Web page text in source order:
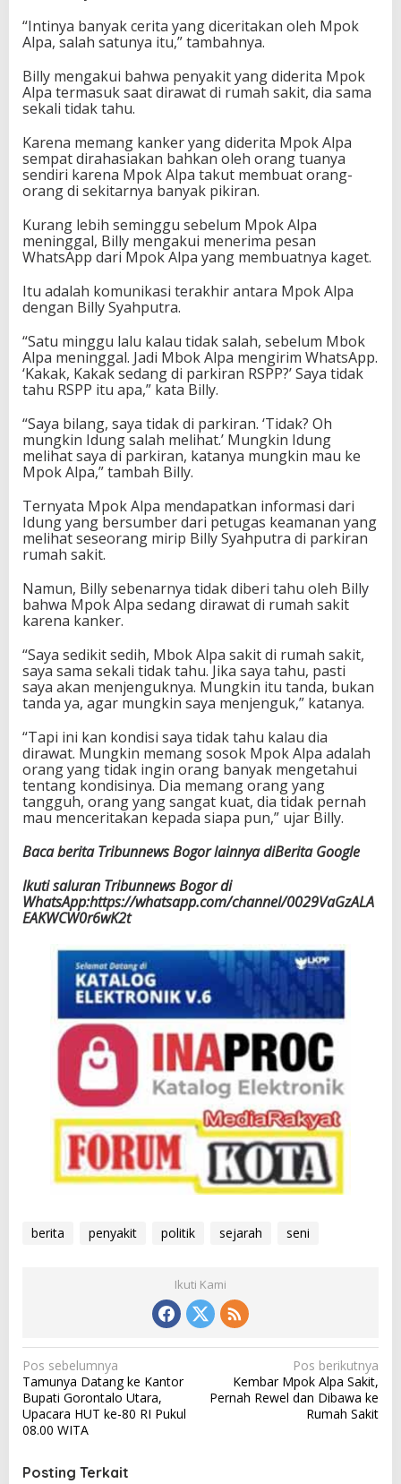
“Intinya banyak cerita yang diceritakan oleh Mpok
Alpa, salah satunya itu,” tambahnya.
Billy mengakui bahwa penyakit yang diderita Mpok
Alpa termasuk saat dirawat di rumah sakit, dia sama
sekali tidak tahu.
Karena memang kanker yang diderita Mpok Alpa
sempat dirahasiakan bahkan oleh orang tuanya
sendiri karena Mpok Alpa takut membuat orang-
orang di sekitarnya banyak pikiran.
Kurang lebih seminggu sebelum Mpok Alpa
meninggal, Billy mengakui menerima pesan
WhatsApp dari Mpok Alpa yang membuatnya kaget.
Itu adalah komunikasi terakhir antara Mpok Alpa
dengan Billy Syahputra.
“Satu minggu lalu kalau tidak salah, sebelum Mbok
Alpa meninggal. Jadi Mbok Alpa mengirim WhatsApp.
‘Kakak, Kakak sedang di parkiran RSPP?’ Saya tidak
tahu RSPP itu apa,” kata Billy.
“Saya bilang, saya tidak di parkiran. ‘Tidak? Oh
mungkin Idung salah melihat.’ Mungkin Idung
melihat saya di parkiran, katanya mungkin mau ke
Mpok Alpa,” tambah Billy.
Ternyata Mpok Alpa mendapatkan informasi dari
Idung yang bersumber dari petugas keamanan yang
melihat seseorang mirip Billy Syahputra di parkiran
rumah sakit.
Namun, Billy sebenarnya tidak diberi tahu oleh Billy
bahwa Mpok Alpa sedang dirawat di rumah sakit
karena kanker.
“Saya sedikit sedih, Mbok Alpa sakit di rumah sakit,
saya sama sekali tidak tahu. Jika saya tahu, pasti
saya akan menjenguknya. Mungkin itu tanda, bukan
tanda ya, agar mungkin saya menjenguk,” katanya.
“Tapi ini kan kondisi saya tidak tahu kalau dia
dirawat. Mungkin memang sosok Mpok Alpa adalah
orang yang tidak ingin orang banyak mengetahui
tentang kondisinya. Dia memang orang yang
tangguh, orang yang sangat kuat, dia tidak pernah
mau menceritakan kepada siapa pun,” ujar Billy.
Baca berita Tribunnews Bogor lainnya diBerita Google
Ikuti saluran Tribunnews Bogor di
WhatsApp:https://whatsapp.com/channel/0029VaGzALA
EAKWCW0r6wK2t
berita penyakit politik sejarah seni
Ikuti Kami
N
a
v
i
g
Pos sebelumnya
Tamunya Datang ke Kantor
Bupati Gorontalo Utara,
Upacara HUT ke-80 RI Pukul
08.00 WITA
Pos berikutnya
Kembar Mpok Alpa Sakit,
Pernah Rewel dan Dibawa ke
Rumah Sakit
Posting Terkait